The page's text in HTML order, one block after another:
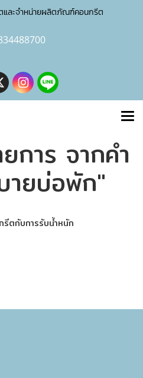
ละจำหน่ายผลิตภัณฑ์คอนกรีต
การ จากคำ
ายบ่อพัก"
รีตกับการรับน้ำหนัก